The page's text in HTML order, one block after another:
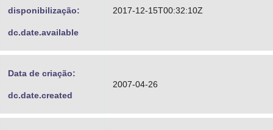
disponibilização:
dc.date.available
2017-12-15T00:32:10Z
Data de criação:
dc.date.created
2007-04-26